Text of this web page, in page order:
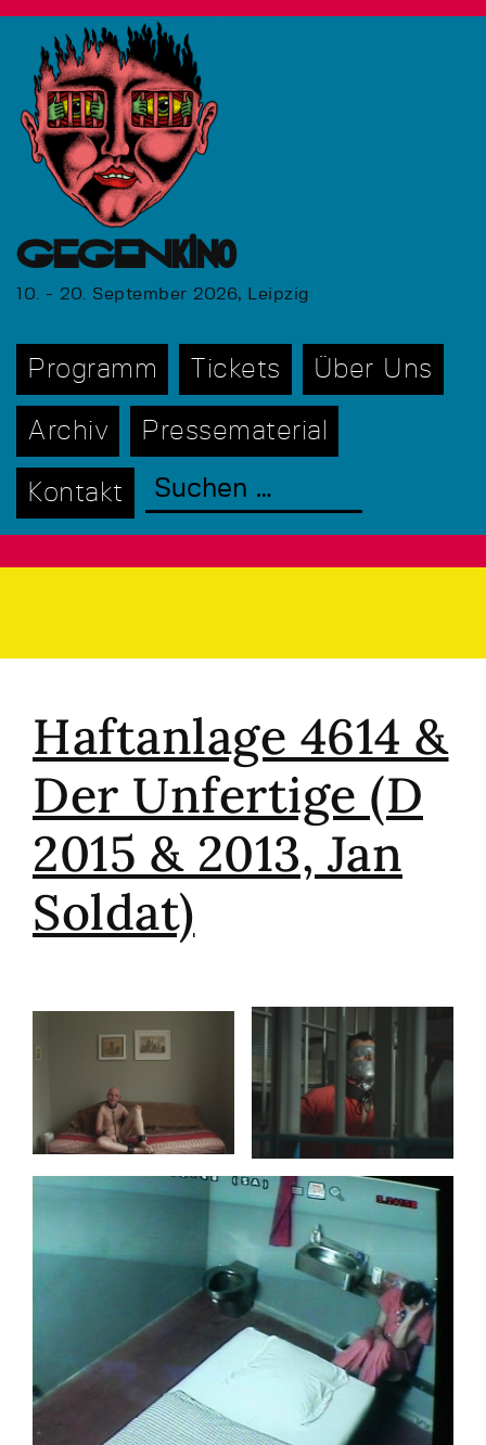
GEGENkino
10. - 20. September 2026, Leipzig
Programm Tickets Über Uns
Archiv Pressematerial
Kontakt
Haftanlage 4614 &
Der Unfertige (D
2015 & 2013, Jan
Soldat)